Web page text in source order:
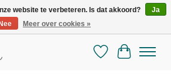
en mercerie
Verlanglijst
website te verbeteren. Is dat akkoord?
Ja
Nee
Meer over cookies »